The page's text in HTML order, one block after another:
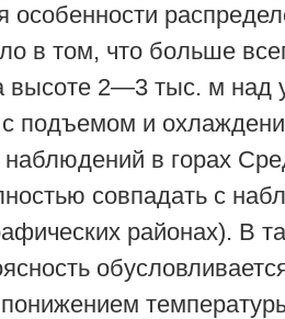
особенности
в том, что больше
высоте 2—3 тыс. м над
с подъемом и
наблюдений в горах
совпадать с
районах). В